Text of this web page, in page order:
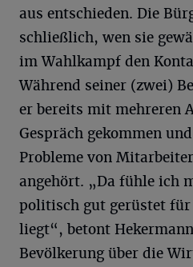
aus entschieden. Die
schließlich, wen sie
im Wahlkampf den
Während seiner (zwei)
er bereits mit mehreren
Gespräch gekommen
Probleme von
angehört. „Da fühle ich
politisch gut gerüstet
liegt“, betont
Bevölkerung über die